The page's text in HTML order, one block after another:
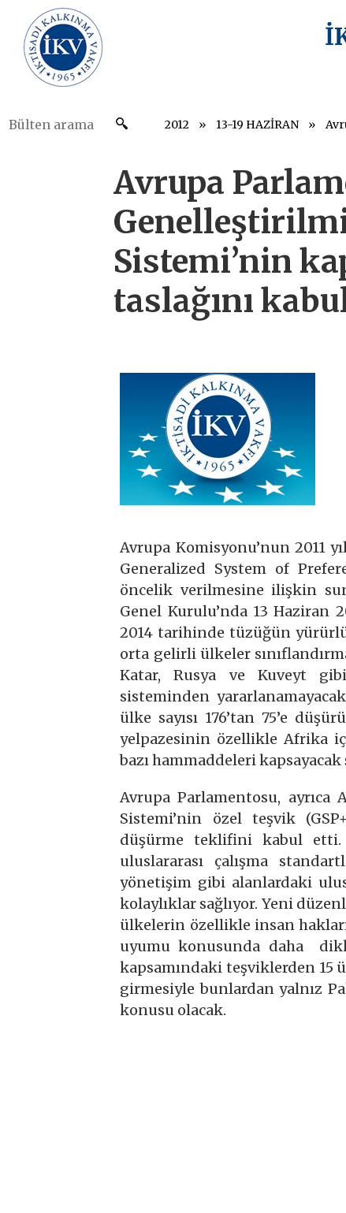
2012 13-19 HAZİRAN
Avrupa
Sistemi’nin
taslağını
Avrupa Komisyonu’nun 2011
Generalized System of
öncelik verilmesine ilişkin
Genel Kurulu’nda 13
2014 tarihinde tüzüğün
orta gelirli ülkeler
Katar, Rusya ve Kuveyt
sisteminden
ülke sayısı 176’tan 75’e
yelpazesinin özellikle Afrika
bazı hammaddeleri
Avrupa Parlamentosu, ayrıca
Sistemi’nin özel teşvik
düşürme teklifini kabul
uluslararası çalışma
yönetişim gibi alanlardaki
kolaylıklar sağlıyor. Yeni
ülkelerin özellikle insan
uyumu konusunda daha
kapsamındaki teşviklerden 15
girmesiyle bunlardan yalnız
konusu olacak.